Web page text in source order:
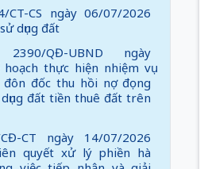
CT-CS ngày 06/07/2026
dụng đất
QĐ-UBND ngày
thực hiện nhiệm vụ
đốc thu hồi nợ đọng
đất tiền thuê đất trên
CT ngày 14/07/2026
quyết xử lý phiền hà